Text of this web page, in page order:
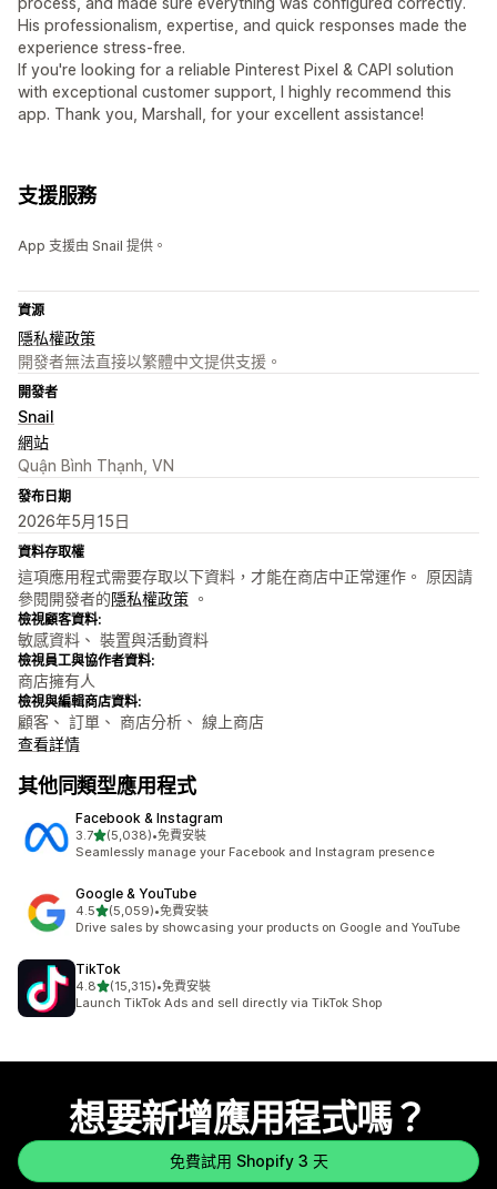
His professionalism, expertise, and quick responses made the
experience stress-free.
If you're looking for a reliable Pinterest Pixel & CAPI solution
with exceptional customer support, I highly recommend this
app. Thank you, Marshall, for your excellent assistance!
支援服務
App 支援由 Snail 提供。
資源
隱私權政策
開發者無法直接以繁體中文提供支援。
開發者
Snail
網站
Quận Bình Thạnh, VN
發布日期
2026年5月15日
資料存取權
這項應用程式需要存取以下資料，才能在商店中正常運作。 原因請
參閱開發者的隱私權政策 。
檢視顧客資料:
敏感資料、 裝置與活動資料
檢視員工與協作者資料:
商店擁有人
檢視與編輯商店資料:
顧客、 訂單、 商店分析、 線上商店
查看詳情
其他同類型應用程式
Facebook & Instagram
3.7滿分 5 顆星
(5,038)
共有 5038 則評價
•免費安裝
Seamlessly manage your Facebook and Instagram presence
Google & YouTube
4.5滿分 5 顆星
(5,059)
共有 5059 則評價
•免費安裝
Drive sales by showcasing your products on Google and YouTube
TikTok
4.8滿分 5 顆星
(15,315)
共有 15315 則評價
•免費安裝
Launch TikTok Ads and sell directly via TikTok Shop
想要新增應用程式嗎？
免費試用 Shopify 3 天